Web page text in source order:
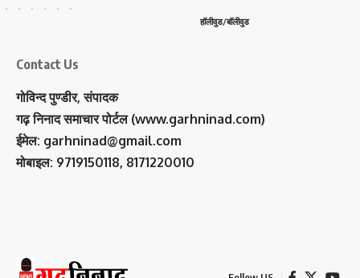
हॉलीवुड/बॉलीवुड
Contact Us
गोविन्द पुण्डीर, संपादक
गढ़ निनाद समाचार पोर्टल (www.garhninad.com)
ईमेल: garhninad@gmail.com
मोबाइल: 9719150118, 8171220010